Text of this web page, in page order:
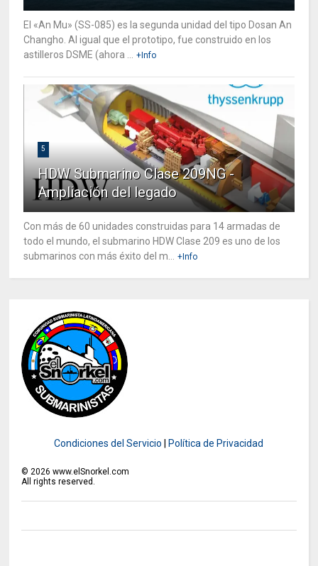
El «An Mu» (SS-085) es la segunda unidad del tipo Dosan An
Changho. Al igual que el prototipo, fue construido en los
astilleros DSME (ahora ...
+Info
5
HDW Submarino Clase 209NG -
Ampliación del legado
Con más de 60 unidades construidas para 14 armadas de
todo el mundo, el submarino HDW Clase 209 es uno de los
submarinos con más éxito del m...
+Info
Condiciones del Servicio Política de Privacidad
© 2026 www.elSnorkel.com
All rights reserved.